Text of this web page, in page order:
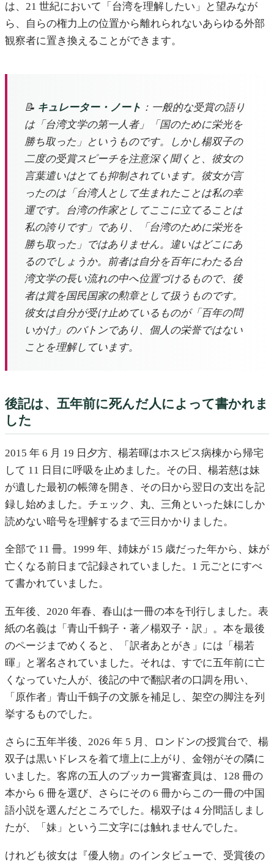
は、21 世紀において「台湾を理解したい」と望みなが
ら、自らの権力上の位置から離れられないあらゆる外部
観察者に置き換えることができます。
📝 キュレーター・ノート ：一般的な受賞の語り
は「台湾文学の第一人者」「国のために栄光を
勝ち取った」というものです。しかし楊双子の
二度の受賞スピーチを注意深く聞くと、彼女の
言葉遣いはとても抑制されています。彼女が言
ったのは「台湾人として生まれたことは私の幸
運です。台湾の作家としてここに立てることは
私の誇りです」であり、「台湾のために栄光を
勝ち取った」ではありません。違いはどこにあ
るのでしょうか。前者は自分を百年にわたる台
湾文学の長い流れの中へ位置づけるもので、後
者は賞を国民国家の勲章として扱うものです。
彼女は自分が受け止めているものが「百年の問
いかけ」のバトンであり、個人の栄誉ではない
ことを理解しています。
後記は、五年前に死んだ人によって書かれま
した
2015 年 6 月 19 日夕方、楊若暉はホスピス病棟から帰宅
して 11 日目に呼吸を止めました。その日、楊若慈は妹
が遺した最初の帳簿を開き、その日から翌日の支出を記
録し始めました。チェック、丸、三角といった妹にしか
読めない暗号を理解するまで三日かかりました。
全部で 11 冊。1999 年、姉妹が 15 歳だった年から、妹が
亡くなる前日まで記録されていました。1 元ごとにすべ
て書かれていました。
五年後、2020 年春、春山は一冊の本を刊行しました。表
紙の名義は「青山千鶴子・著／楊双子・訳」。本を最後
のページまでめくると、「訳者あとがき」には「楊若
暉」と署名されていました。それは、すでに五年前に亡
くなっていた人が、後記の中で翻訳者の口調を用い、
「原作者」青山千鶴子の文脈を補足し、架空の脚注を列
挙するものでした。
さらに五年半後、2026 年 5 月、ロンドンの授賞台で、楊
双子は黒いドレスを着て壇上に上がり、金翎がその隣に
いました。客席の五人のブッカー賞審査員は、128 冊の
本から 6 冊を選び、さらにその 6 冊からこの一冊の中国
語小説を選んだところでした。楊双子は 4 分間話しまし
たが、「妹」という二文字には触れませんでした。
けれども彼女は『優人物』のインタビューで、受賞後の